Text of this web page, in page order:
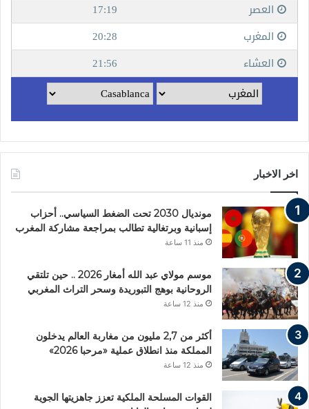
اخر الاخبار
مونديال 2030 تحت الضغط السياسي.. أحزاب
إسبانية وبرتغالية تطالب بمراجعة مشاركة المغرب
منذ 11 ساعة
موسم مولاي عبد الله أمغار 2026 .. حين تلتقي
الروحانية بوهج التبوريدة وسحر التراث المغربي
منذ 12 ساعة
أكثر من 2,7 مليون من مغاربة العالم يدخلون
المملكة منذ انطلاق عملية «مرحبا 2026»
منذ 12 ساعة
القوات المسلحة الملكية تعزز جاهزيتها الجوية